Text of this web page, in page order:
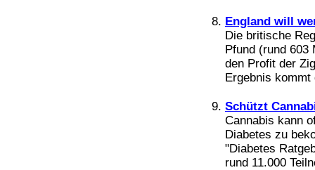
England will
Die britische
Pfund (rund 603
den Profit der
Ergebnis kommt
Schützt
Cannabis kann
Diabetes zu
"Diabetes
rund 11.000